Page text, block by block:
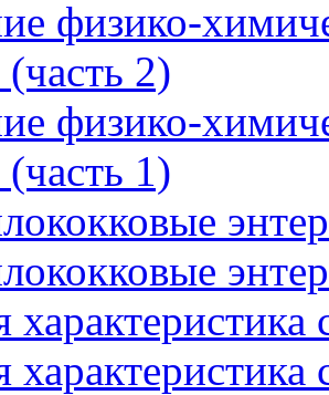
физико-
(часть 2)
физико-
(часть 1)